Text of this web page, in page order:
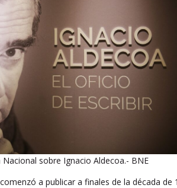
sobre Ignacio Aldecoa.- BNE
comenzó a publicar a finales de la década de